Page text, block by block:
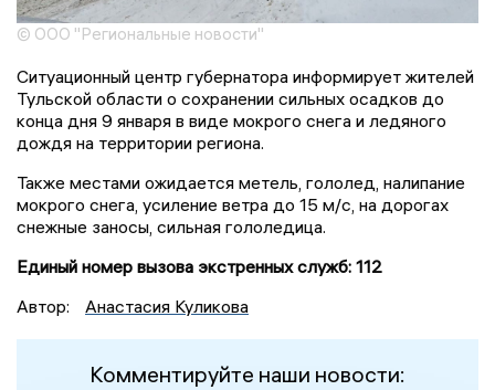
© ООО "Региональные новости"
Ситуационный центр губернатора информирует жителей
Тульской области о сохранении сильных осадков до
конца дня 9 января в виде мокрого снега и ледяного
дождя на территории региона.
Также местами ожидается метель, гололед, налипание
мокрого снега, усиление ветра до 15 м/с, на дорогах
снежные заносы, сильная гололедица.
Единый номер вызова экстренных служб: 112
Автор:
Анастасия Куликова
Комментируйте наши новости: